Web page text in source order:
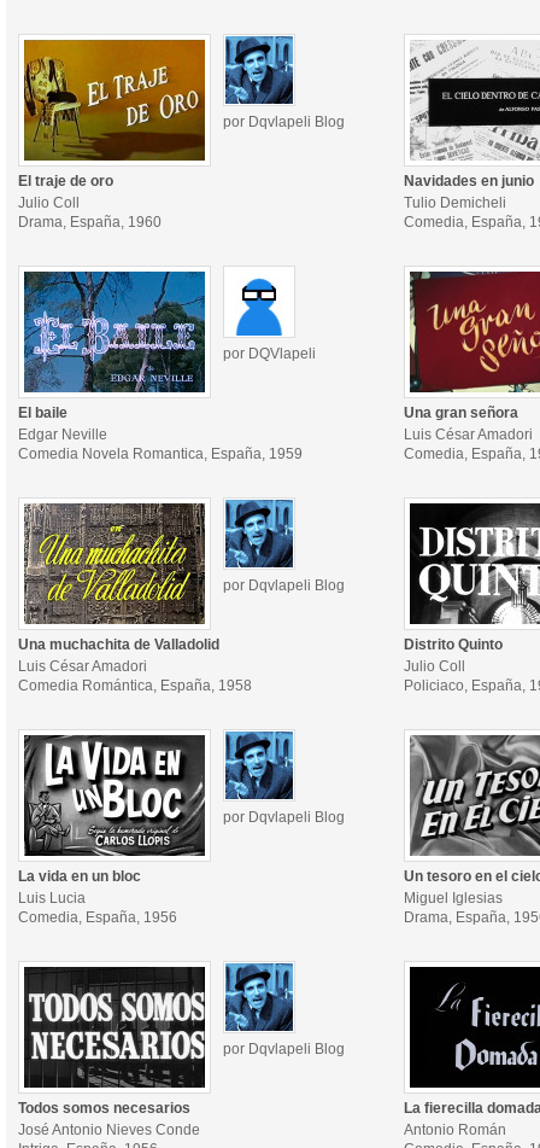
por Dqvlapeli Blog
El traje de oro
Julio Coll
Drama, España, 1960
Navidades en junio
Tulio Demicheli
Comedia, España,
por DQVlapeli
El baile
Edgar Neville
Comedia Novela Romantica, España, 1959
Una gran señora
Luis César Amadori
Comedia, España,
por Dqvlapeli Blog
Una muchachita de Valladolid
Luis César Amadori
Comedia Romántica, España, 1958
Distrito Quinto
Julio Coll
Policiaco, España,
por Dqvlapeli Blog
La vida en un bloc
Luis Lucia
Comedia, España, 1956
Un tesoro en el
Miguel Iglesias
Drama, España,
por Dqvlapeli Blog
Todos somos necesarios
José Antonio Nieves Conde
La fierecilla
Antonio Román